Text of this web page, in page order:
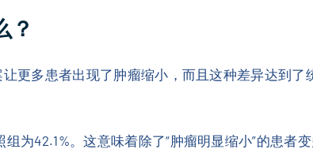
？
让更多患者出现了肿瘤缩小，而且这种差异达到
为42.1%。这意味着除了“肿瘤明显缩小”的患者变